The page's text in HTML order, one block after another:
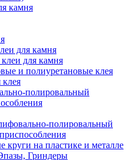
камня
для камня
для камня
и полиуретановые клея
клея
полировальный
полировальный
на пластике и металле
Гриндеры